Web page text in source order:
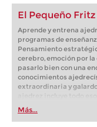
El Pequeño
Aprende y entrena
programas de
Pensamiento
cerebro, emoción por
pasarlo bien con una
conocimientos
extraordinaria y
Más...